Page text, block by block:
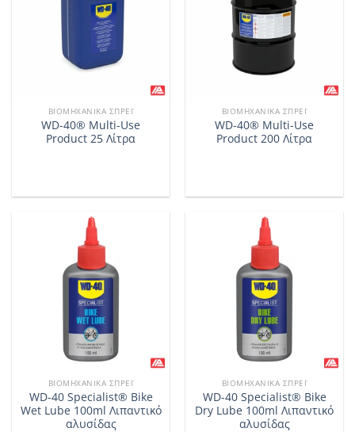
ΒΙΟΜΗΧΑΝΙΚΆ ΣΠΡΈΙ
WD-40® Multi-Use
Product 25 Λίτρα
ΒΙΟΜΗΧΑΝΙΚΆ ΣΠΡΈΙ
WD-40® Multi-Use
Product 200 Λίτρα
ΒΙΟΜΗΧΑΝΙΚΆ ΣΠΡΈΙ
WD-40 Specialist® Bike
Wet Lube 100ml Λιπαντικό
αλυσίδας
ΒΙΟΜΗΧΑΝΙΚΆ ΣΠΡΈΙ
WD-40 Specialist® Bike
Dry Lube 100ml Λιπαντικό
αλυσίδας